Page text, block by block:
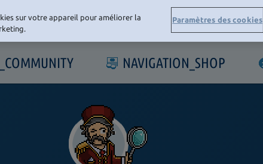
NAVIGATION_SHOP
sur votre appareil pour améliorer la
Paramètres des cookies